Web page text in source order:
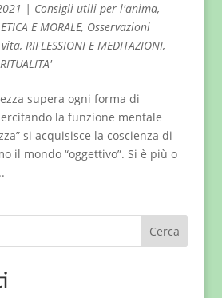
| Consigli utili per l'anima,
ETICA E MORALE, Osservazioni
, RIFLESSIONI E MEDITAZIONI,
supera ogni forma di
la funzione mentale
si acquisisce la coscienza di
il mondo “oggettivo”. Si è più o
Cerca